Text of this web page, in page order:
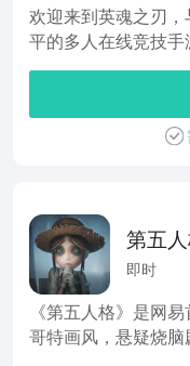
欢迎来到英魂之刃
平的多人在线竞技
第五
即时
《第五人格》是网
哥特画风，悬疑烧脑